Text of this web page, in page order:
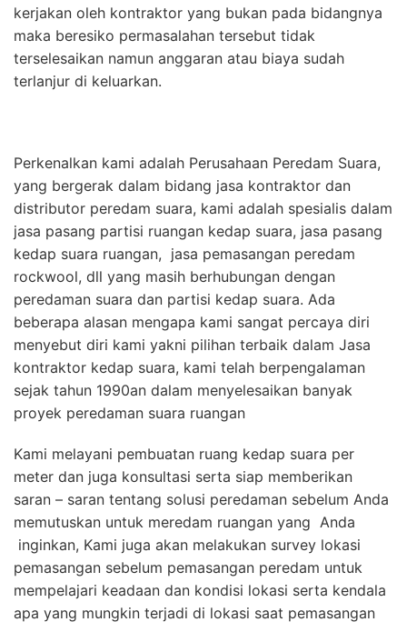
kerjakan oleh kontraktor yang bukan pada bidangnya
maka beresiko permasalahan tersebut tidak
terselesaikan namun anggaran atau biaya sudah
terlanjur di keluarkan.
Perkenalkan kami adalah Perusahaan Peredam Suara,
yang bergerak dalam bidang jasa kontraktor dan
distributor peredam suara, kami adalah spesialis dalam
jasa pasang partisi ruangan kedap suara, jasa pasang
kedap suara ruangan, jasa pemasangan peredam
rockwool, dll yang masih berhubungan dengan
peredaman suara dan partisi kedap suara. Ada
beberapa alasan mengapa kami sangat percaya diri
menyebut diri kami yakni pilihan terbaik dalam Jasa
kontraktor kedap suara, kami telah berpengalaman
sejak tahun 1990an dalam menyelesaikan banyak
proyek peredaman suara ruangan
Kami melayani pembuatan ruang kedap suara per
meter dan juga konsultasi serta siap memberikan
saran – saran tentang solusi peredaman sebelum Anda
memutuskan untuk meredam ruangan yang Anda
inginkan, Kami juga akan melakukan survey lokasi
pemasangan sebelum pemasangan peredam untuk
mempelajari keadaan dan kondisi lokasi serta kendala
apa yang mungkin terjadi di lokasi saat pemasangan